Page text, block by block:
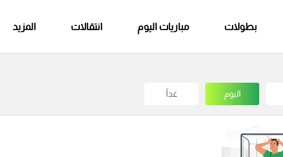
بطولات مباريات اليوم انتقالات المزيد
اليوم غداً